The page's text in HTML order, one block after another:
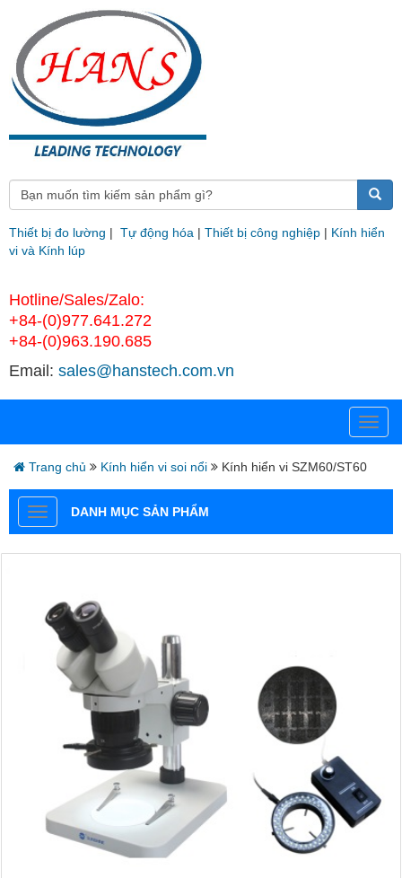
Thiết bị đo lường | Tự động hóa | Thiết bị công nghiệp | Kính hiển
vi và Kính lúp
Hotline/Sales/Zalo:
+84-(0)977.641.272
+84-(0)963.190.685
Email: sales@hanstech.com.vn
Trang chủ Kính hiển vi soi nổi Kính hiển vi SZM60/ST60
DANH MỤC SẢN PHẨM